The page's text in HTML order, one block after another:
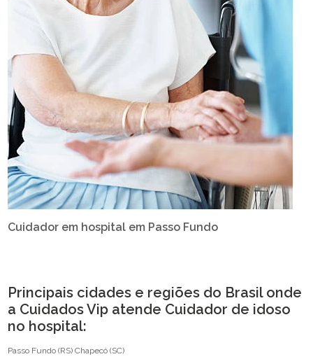
Cuidador em hospital em Passo Fundo
Principais cidades e regiões do Brasil onde
a Cuidados Vip atende Cuidador de idoso
no hospital:
Passo Fundo (RS) Chapecó (SC)